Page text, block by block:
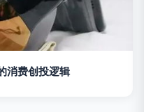
消费创投逻辑